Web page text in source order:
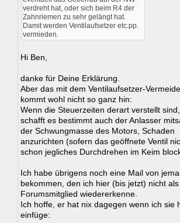
verdreht hat, oder sich beim R4 der
Zahnriemen zu sehr gelängt hat.
Damit werden Ventilaufsetzer etc.pp.
vermieden.
Hi Ben,
danke für Deine Erklärung.
Aber das mit dem Ventilaufsetzer-
kommt wohl nicht so ganz hin:
Wenn die Steuerzeiten derart verstellt sind,
schafft es bestimmt auch der Anlasser
der Schwungmasse des Motors, Schaden
anzurichten (sofern das geöffnete Ventil
schon jegliches Durchdrehen im Keim
Ich habe übrigens noch eine Mail von
bekommen, den ich hier (bis jetzt) nicht als
Forumsmitglied wiedererkenne.
Ich hoffe, er hat nix dagegen wenn ich sie
einfüge: